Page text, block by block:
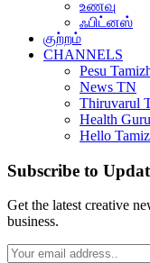
உணவு
ஃபிட்னஸ்
குற்றம்
CHANNELS
Pesu
News TN
Thiruvarul
Health Guru
Hello
Subscribe to
Get the latest creative
business.